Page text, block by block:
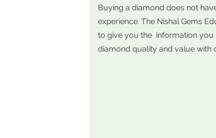
Buying a diamond does not
experience. The Nishal Gems
to give you the information
diamond quality and value with